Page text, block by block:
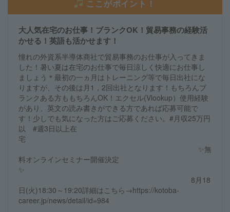
ここがポイント！
大人気在宅のお仕事！ブランクOK！貿易事務の経験活
かせる！英語も活かせます！
憧れの外資系半導体商社で貿易事務のお仕事が入ってきま
した！暑い夏は在宅のお仕事で毎日涼しく快適にお仕事し
ましょう＊最初の一ヵ月はトレーニング等で毎日出社にな
りますが、その後は月1，2回出社となります！もちろんブ
ランクある方ももちろんOK！エクセル(Vlookup）使用経験
があり、英文の読み書きができる方であれば応募可能で
す！少しでも気になった方はご応募ください。#月収25万円
以 #週3日以上在
宅
✨無
料オンラインセミナー開催決定
✨
8月18
日(火)18:30～19:20詳細はこちら→https://kotoba-
career.jp/news/detail/id=984